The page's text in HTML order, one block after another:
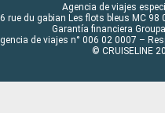
Agencia de viajes
rue du gabian Les flots bleus MC
Garantía financiera
de viajes n° 006 02 0007 –
© CRUISELINE